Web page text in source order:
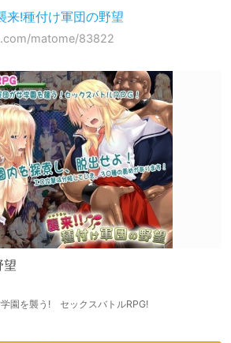
!種付け軍団の野望
matome/83822
望
園を襲う! セックスバトルRPG!